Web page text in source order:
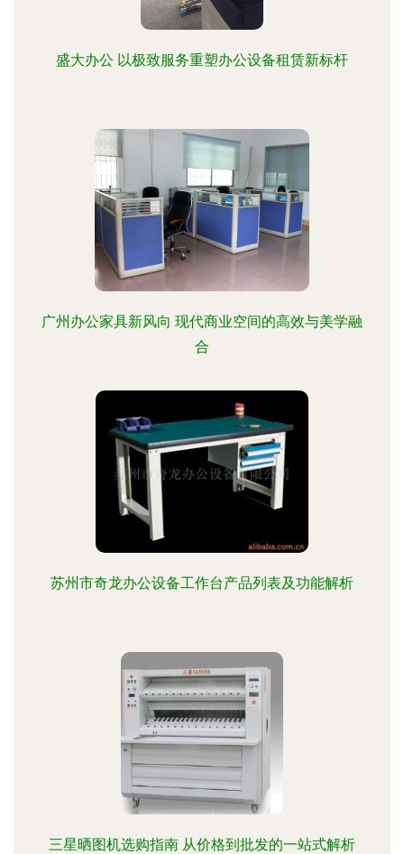
盛大办公 以极致服务重塑办公设备租赁新标杆
广州办公家具新风向 现代商业空间的高效与美学融
合
苏州市奇龙办公设备工作台产品列表及功能解析
三星晒图机选购指南 从价格到批发的一站式解析